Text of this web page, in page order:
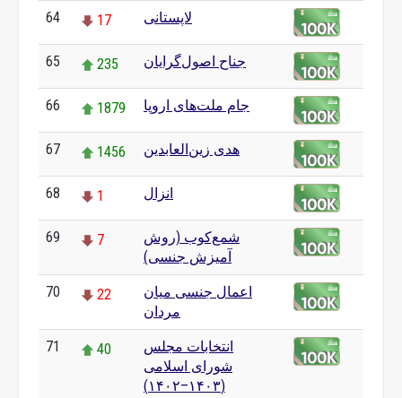
64 17 لاپستانی
65 235 جناح اصول‌گرایان
66 1879 جام ملت‌های اروپا
67 1456 هدی زین‌العابدین
68 1 انزال
69 7
شمع‌کوب (روش
آمیزش جنسی)
70 22
اعمال جنسی میان
مردان
71 40
انتخابات مجلس
شورای اسلامی
(۱۴۰۳–۱۴۰۲)